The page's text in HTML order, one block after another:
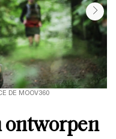
DE MOOV360